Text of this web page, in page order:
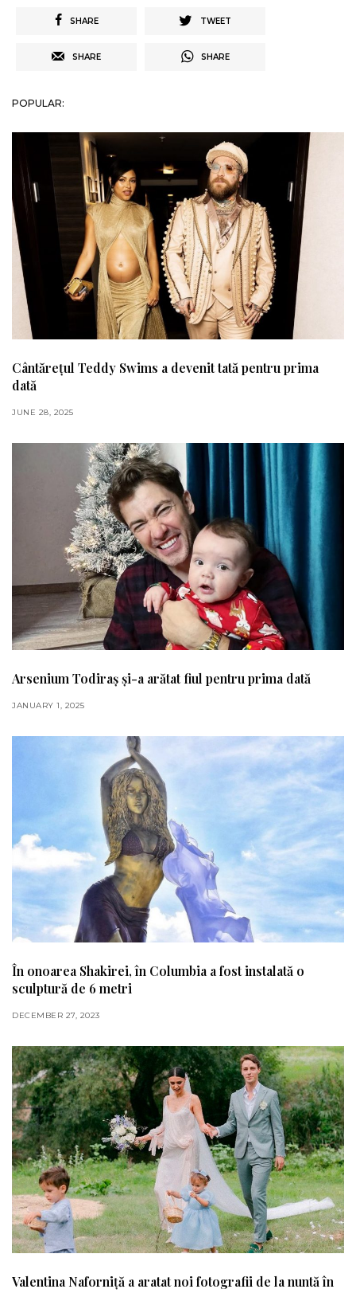
SHARE TWEET
SHARE SHARE
POPULAR:
Cântărețul Teddy Swims a devenit tată pentru prima
dată
JUNE 28, 2025
Arsenium Todiraș și-a arătat fiul pentru prima dată
JANUARY 1, 2025
În onoarea Shakirei, în Columbia a fost instalată o
sculptură de 6 metri
DECEMBER 27, 2023
Valentina Naforniță a aratat noi fotografii de la nuntă în